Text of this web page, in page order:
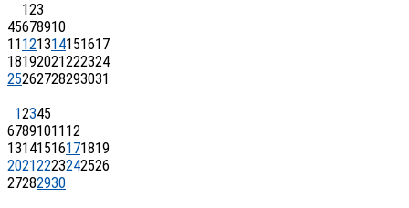
123
45678910
11 121314151617
18192021222324
25262728293031
12345
67891011 12
13141516171819
20212223242526
27282930